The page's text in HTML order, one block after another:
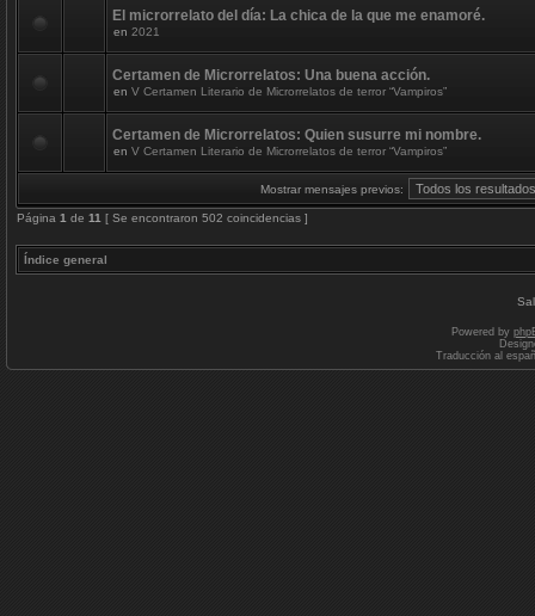
El microrrelato del día: La chica de la que me enamoré.
en 2021
Certamen de Microrrelatos: Una buena acción.
en V Certamen Literario de Microrrelatos de terror “Vampiros”
Certamen de Microrrelatos: Quien susurre mi nombre.
en V Certamen Literario de Microrrelatos de terror “Vampiros”
Mostrar mensajes previos:
Página 1 de 11 [ Se encontraron 502 coincidencias ]
Índice general
Powered by
Traducción al